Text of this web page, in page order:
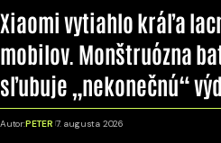
Xiaomi vytiahlo kráľa
mobilov. Monštruózna
sľubuje „nekonečnú“
Autor:PETER 7. augusta 2026